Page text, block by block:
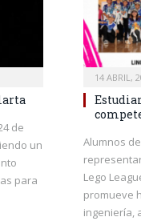
de
un
para
14 ABRIL,
Alumnos
Lego
promueve
ingeniería,